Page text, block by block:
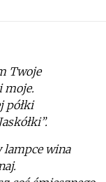
Twoje
moje.
półki
wina